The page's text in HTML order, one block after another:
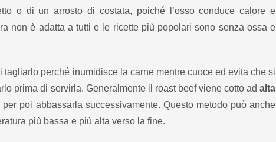
o di un arrosto di costata, poiché l’osso conduce calore e
non è adatta a tutti e le ricette più popolari sono senza ossa e
tagliarlo perché inumidisce la carne mentre cuoce ed evita che si
prima di servirla. Generalmente il roast beef viene cotto ad alta
per poi abbassarla successivamente. Questo metodo può anche
più bassa e più alta verso la fine.